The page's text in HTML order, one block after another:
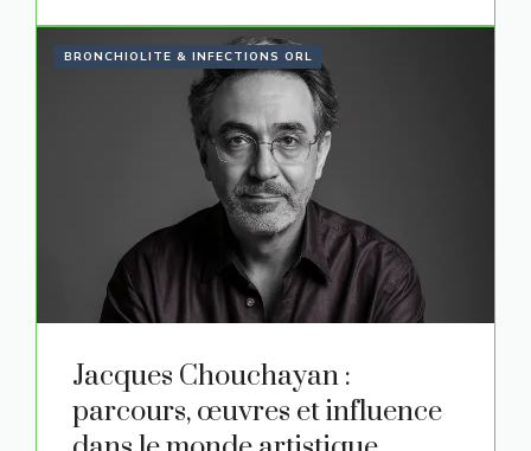
BRONCHIOLITE & INFECTIONS ORL
Jacques Chouchayan :
parcours, œuvres et influence